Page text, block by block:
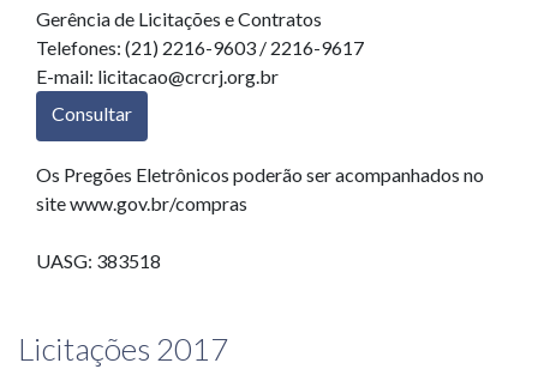
Gerência de Licitações e Contratos
Telefones: (21) 2216-9603 / 2216-9617
E-mail: licitacao@crcrj.org.br
Consultar
Os Pregões Eletrônicos poderão ser acompanhados no
site www.gov.br/compras
UASG: 383518
Licitações 2017